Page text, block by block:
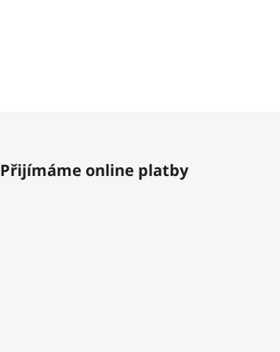
Přijímáme online platby